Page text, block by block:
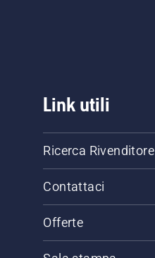
Link utili
Ricerca Rivenditore
Contattaci
Offerte